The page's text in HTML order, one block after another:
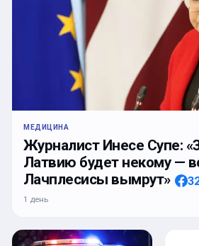
МЕДИЦИНА
Журналист Инесе Супе:
Латвию будет некому —
Лачплесисы вымрут»
1 день